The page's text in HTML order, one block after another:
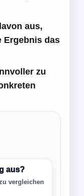
aus,
Ergebnis das
zu
aus?
vergleichen